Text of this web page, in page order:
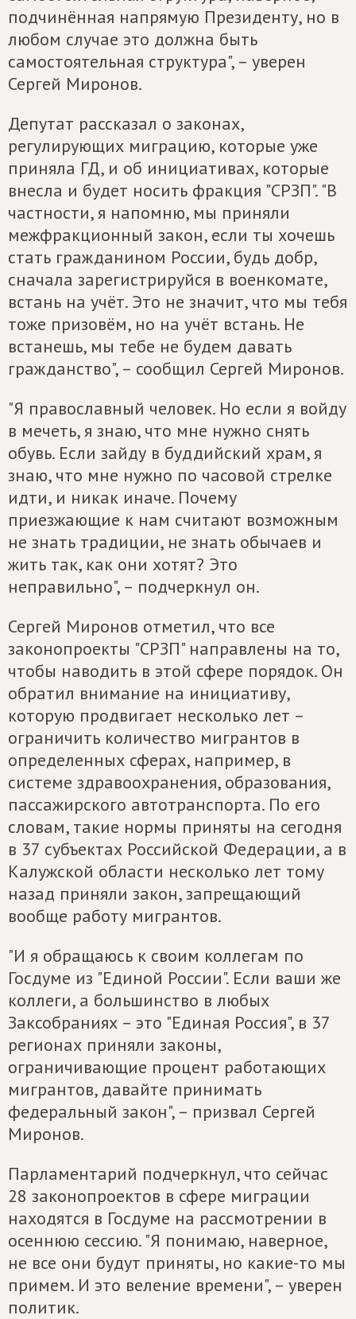
подчинённая напрямую Президенту, но в
любом случае это должна быть
самостоятельная структура", – уверен
Сергей Миронов.
Депутат рассказал о законах,
регулирующих миграцию, которые уже
приняла ГД, и об инициативах, которые
внесла и будет носить фракция "СРЗП". "В
частности, я напомню, мы приняли
межфракционный закон, если ты хочешь
стать гражданином России, будь добр,
сначала зарегистрируйся в военкомате,
встань на учёт. Это не значит, что мы тебя
тоже призовём, но на учёт встань. Не
встанешь, мы тебе не будем давать
гражданство", – сообщил Сергей Миронов.
"Я православный человек. Но если я войду
в мечеть, я знаю, что мне нужно снять
обувь. Если зайду в буддийский храм, я
знаю, что мне нужно по часовой стрелке
идти, и никак иначе. Почему
приезжающие к нам считают возможным
не знать традиции, не знать обычаев и
жить так, как они хотят? Это
неправильно", – подчеркнул он.
Сергей Миронов отметил, что все
законопроекты "СРЗП" направлены на то,
чтобы наводить в этой сфере порядок. Он
обратил внимание на инициативу,
которую продвигает несколько лет –
ограничить количество мигрантов в
определенных сферах, например, в
системе здравоохранения, образования,
пассажирского автотранспорта. По его
словам, такие нормы приняты на сегодня
в 37 субъектах Российской Федерации, а в
Калужской области несколько лет тому
назад приняли закон, запрещающий
вообще работу мигрантов.
"И я обращаюсь к своим коллегам по
Госдуме из "Единой России". Если ваши же
коллеги, а большинство в любых
Заксобраниях – это "Единая Россия", в 37
регионах приняли законы,
ограничивающие процент работающих
мигрантов, давайте принимать
федеральный закон", – призвал Сергей
Миронов.
Парламентарий подчеркнул, что сейчас
28 законопроектов в сфере миграции
находятся в Госдуме на рассмотрении в
осеннюю сессию. "Я понимаю, наверное,
не все они будут приняты, но какие-то мы
примем. И это веление времени", – уверен
политик.